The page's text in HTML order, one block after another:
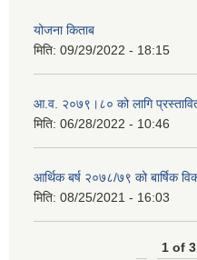
योजना किताब
मिति: 09/29/2022 - 18:15
आ.व. २०७९।८० को लागि
मिति: 06/28/2022 - 10:46
आर्थिक बर्ष २०७८/७९ को बार्षिक
मिति: 08/25/2021 - 16:03
1 of 3